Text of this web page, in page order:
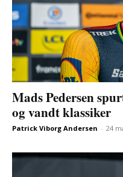
Mads Pedersen
og vandt klassiker
Patrick Viborg Andersen - 24